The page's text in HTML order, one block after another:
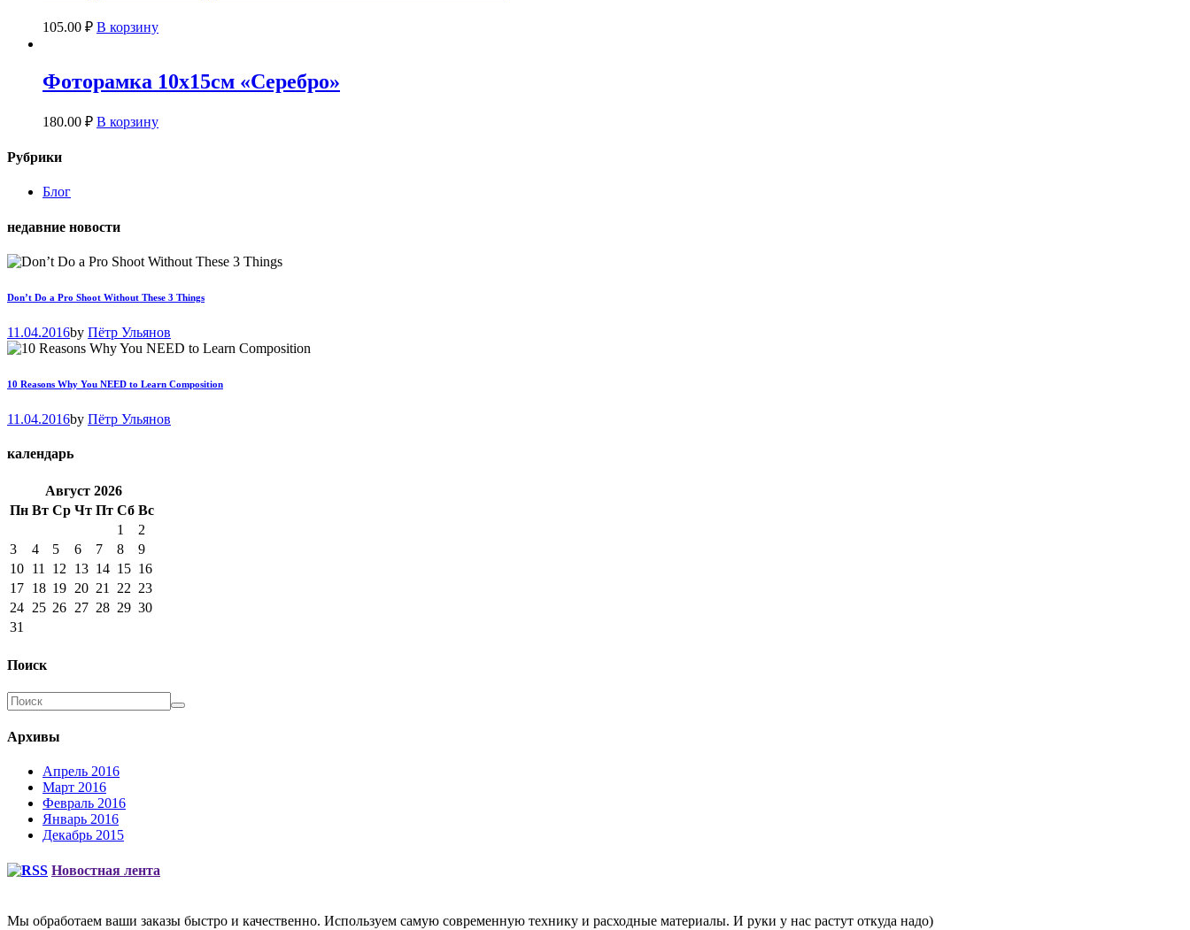
105.00 ₽ В корзину
Фоторамка 10х15см «Серебро»
180.00 ₽ В корзину
Рубрики
Блог
недавние новости
Don’t Do a Pro Shoot Without These 3 Things
11.04.2016by Пётр Ульянов
10 Reasons Why You NEED to Learn Composition
11.04.2016by Пётр Ульянов
календарь
Август 2026
Пн Вт Ср Чт Пт Сб Вс
1
2
3
4 5 6 7 8
9
10 11 12 13 14 15 16
17 18 19 20 21 22 23
24 25 26 27 28 29 30
31
Поиск
Архивы
Апрель 2016
Март 2016
Февраль 2016
Январь 2016
Декабрь 2015
Новостная лента
Мы обработаем ваши заказы быстро и качественно. Используем самую современную технику и расходные материалы. И руки у нас растут откуда надо)